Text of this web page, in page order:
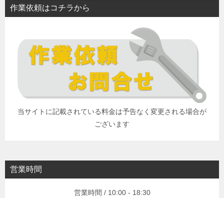
作業依頼はコチラから
当サイトに記載されている料金は予告なく変更される場合が
ございます
営業時間
営業時間 / 10:00 - 18:30